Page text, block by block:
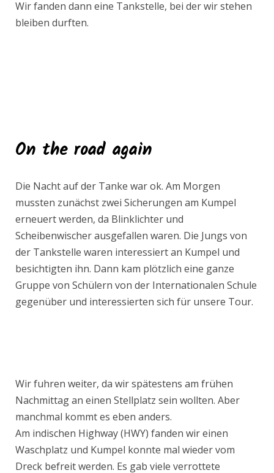
Wir fanden dann eine Tankstelle, bei der wir stehen
bleiben durften.
On the road again
Die Nacht auf der Tanke war ok. Am Morgen
mussten zunächst zwei Sicherungen am Kumpel
erneuert werden, da Blinklichter und
Scheibenwischer ausgefallen waren. Die Jungs von
der Tankstelle waren interessiert an Kumpel und
besichtigten ihn. Dann kam plötzlich eine ganze
Gruppe von Schülern von der Internationalen Schule
gegenüber und interessierten sich für unsere Tour.
Wir fuhren weiter, da wir spätestens am frühen
Nachmittag an einen Stellplatz sein wollten. Aber
manchmal kommt es eben anders.
Am indischen Highway (HWY) fanden wir einen
Waschplatz und Kumpel konnte mal wieder vom
Dreck befreit werden. Es gab viele verrottete